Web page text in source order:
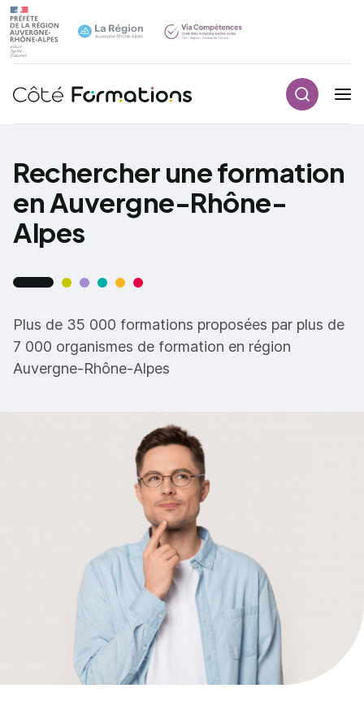
Navigation principale
Rechercher une formation
en Auvergne-Rhône-
Alpes
Plus de 35 000 formations proposées par plus de
7 000 organismes de formation en région
Auvergne-Rhône-Alpes